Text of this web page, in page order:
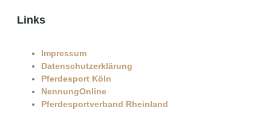
Links
Impressum
Datenschutzerklärung
Pferdesport Köln
NennungOnline
Pferdesportverband Rheinland